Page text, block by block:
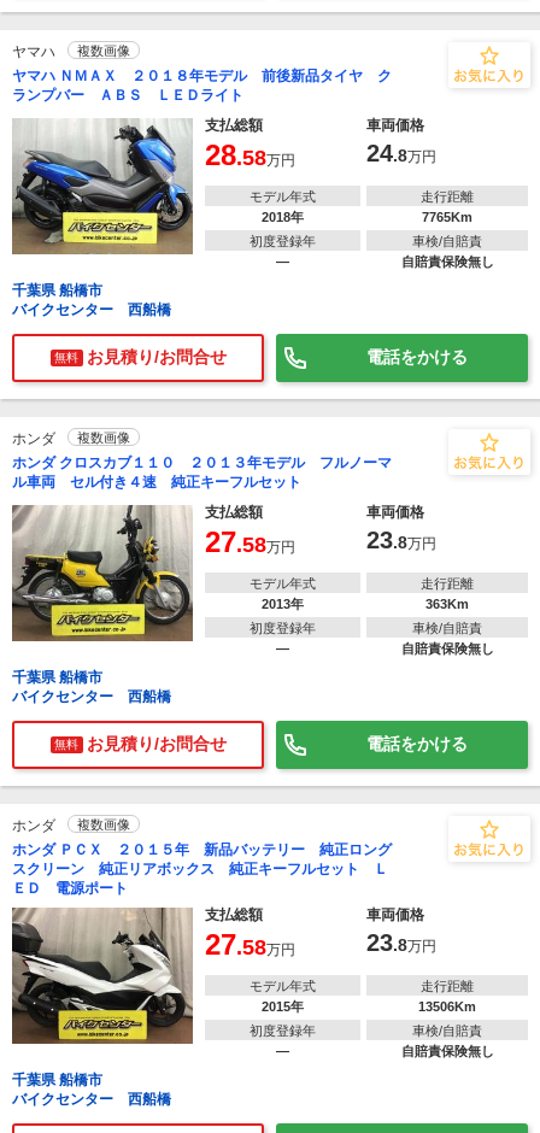
ヤマハ 複数画像
ヤマハ ＮＭＡＸ ２０１８年モデル 前後新品タイヤ ク
ランプバー ＡＢＳ ＬＥＤライト
支払総額
車両価格
28.58万円 24.8万円
モデル年式
2018年
走行距離
7765Km
初度登録年
―
車検/自賠責
自賠責保険無し
千葉県 船橋市
バイクセンター 西船橋
無料 お見積り/お問合せ 電話をかける
ホンダ 複数画像
ホンダ クロスカブ１１０ ２０１３年モデル フルノーマ
ル車両 セル付き４速 純正キーフルセット
支払総額
車両価格
27.58万円 23.8万円
モデル年式
2013年
走行距離
363Km
初度登録年
―
車検/自賠責
自賠責保険無し
千葉県 船橋市
バイクセンター 西船橋
無料 お見積り/お問合せ 電話をかける
ホンダ 複数画像
ホンダ ＰＣＸ ２０１５年 新品バッテリー 純正ロング
スクリーン 純正リアボックス 純正キーフルセット Ｌ
ＥＤ 電源ポート
支払総額
車両価格
27.58万円 23.8万円
モデル年式
2015年
走行距離
13506Km
初度登録年
―
車検/自賠責
自賠責保険無し
千葉県 船橋市
バイクセンター 西船橋